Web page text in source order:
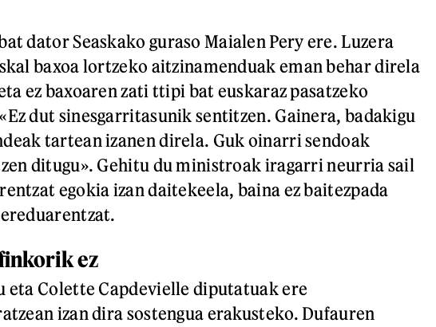
dator Seaskako guraso Maialen Pery ere. Luzera
baxoa lortzeko aitzinamenduak eman behar direla
ez baxoaren zati ttipi bat euskaraz pasatzeko
dut sinesgarritasunik sentitzen. Gainera, badakigu
tartean izanen direla. Guk oinarri sendoak
ditugu». Gehitu du ministroak iragarri neurria sail
egokia izan daitekeela, baina ez baitezpada
ez
eta Colette Capdevielle diputatuak ere
izan dira sostengua erakusteko. Dufauren